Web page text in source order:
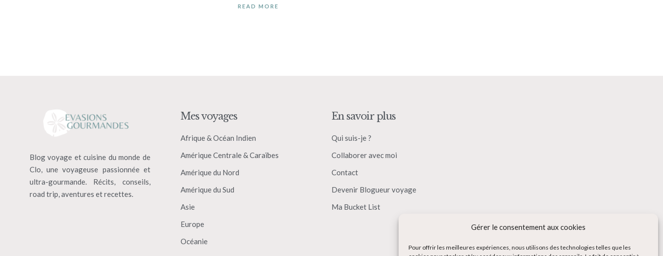
Gérer le consentement aux cookies
Pour offrir les meilleures expériences, nous utilisons des technologies telles que les
READ MORE
Blog voyage et cuisine du monde de
Clo, une voyageuse passionnée et
ultra-gourmande. Récits, conseils,
road trip, aventures et recettes.
Mes voyages
Afrique & Océan Indien
Amérique Centrale & Caraïbes
Amérique du Nord
Amérique du Sud
Asie
Europe
Océanie
En savoir plus
Qui suis-je ?
Collaborer avec moi
Contact
Devenir Blogueur voyage
Ma Bucket List